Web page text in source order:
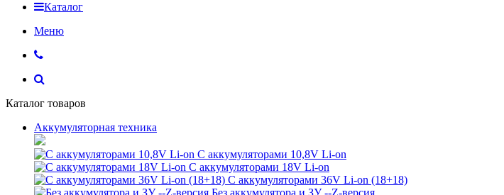
Каталог
Меню
Каталог товаров
Аккумуляторная техника
С аккумуляторами 10,8V Li-on
С аккумуляторами 18V Li-on
С аккумуляторами 36V Li-on (18+18)
Без аккумулятора и ЗУ --Z-версия